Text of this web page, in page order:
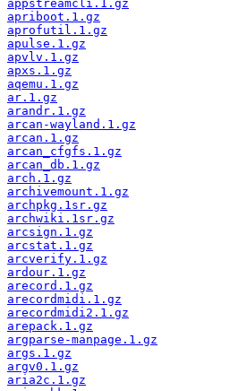
appstreamcli.1.gz
apriboot.1.gz
aprofutil.1.gz
apulse.1.gz
apvlv.1.gz
apxs.1.gz
aqemu.1.gz
ar.1.gz
arandr.1.gz
arcan-wayland.1.gz
arcan.1.gz
arcan_cfgfs.1.gz
arcan_db.1.gz
arch.1.gz
archivemount.1.gz
archpkg.1sr.gz
archwiki.1sr.gz
arcsign.1.gz
arcstat.1.gz
arcverify.1.gz
ardour.1.gz
arecord.1.gz
arecordmidi.1.gz
arecordmidi2.1.gz
arepack.1.gz
argparse-manpage.1.gz
args.1.gz
argv0.1.gz
aria2c.1.gz